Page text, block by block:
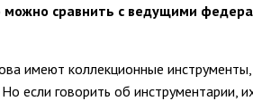
можно сравнить с ведущими
имеют коллекционные инструменты,
если говорить об инструментарии,